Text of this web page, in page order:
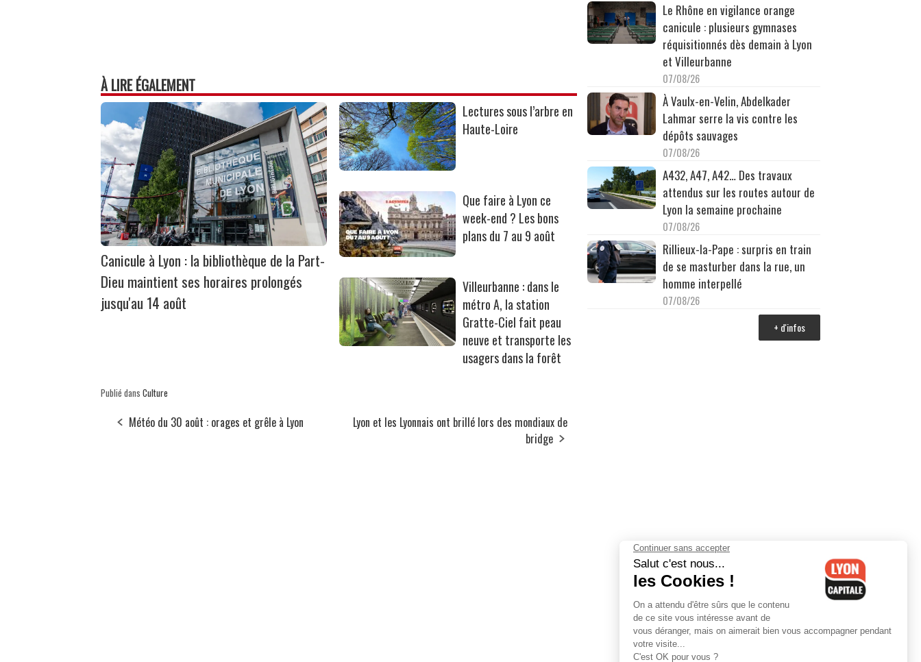
À LIRE ÉGALEMENT
Canicule à Lyon : la bibliothèque de la Part-
Dieu maintient ses horaires prolongés
jusqu'au 14 août
Lectures sous l’arbre en
Haute-Loire
Que faire à Lyon ce
week-end ? Les bons
plans du 7 au 9 août
Villeurbanne : dans le
métro A, la station
Gratte-Ciel fait peau
neuve et transporte les
usagers dans la forêt
Publié dans Culture
Météo du 30 août : orages et grêle à Lyon
Lyon et les Lyonnais ont brillé lors des mondiaux de
bridge
Le Rhône en vigilance orange
canicule : plusieurs gymnases
réquisitionnés dès demain à Lyon
et Villeurbanne
07/08/26
À Vaulx-en-Velin, Abdelkader
Lahmar serre la vis contre les
dépôts sauvages
07/08/26
A432, A47, A42… Des travaux
attendus sur les routes autour de
Lyon la semaine prochaine
07/08/26
Rillieux-la-Pape : surpris en train
de se masturber dans la rue, un
homme interpellé
07/08/26
+ d'infos